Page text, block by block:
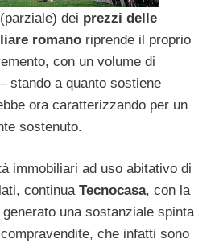
dei prezzi delle
romano riprende il proprio
con un volume di
stando a quanto sostiene
ora caratterizzando per un
sostenuto.
immobiliari ad uso abitativo di
continua Tecnocasa, con la
una sostanziale spinta
che infatti sono